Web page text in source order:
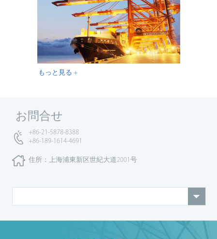
もっと見る +
お問合せ
+86-21-5878-8388
+86-189-1614-4691
住所：上海浦東新区世紀大道2001号